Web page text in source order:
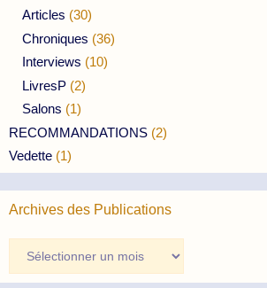
Articles (30)
Chroniques (36)
Interviews (10)
LivresP (2)
Salons (1)
RECOMMANDATIONS (2)
Vedette (1)
Archives des Publications
des
Publications